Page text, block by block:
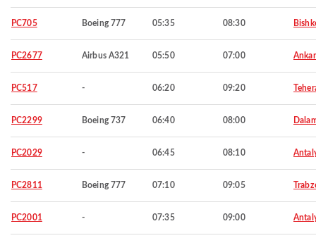
PC705 Boeing 777 05:35 08:30
PC2677 Airbus A321 05:50 07:00
PC517 - 06:20 09:20
PC2299 Boeing 737 06:40 08:00
PC2029 - 06:45 08:10
PC2811 Boeing 777 07:10 09:05
PC2001 - 07:35 09:00